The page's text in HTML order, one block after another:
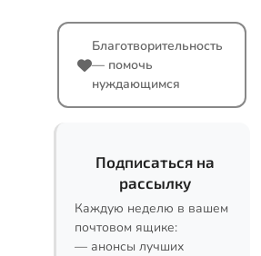
Благотворительность
— помочь
нуждающимся
Подписаться на
рассылку
Каждую неделю в вашем
почтовом ящике:
— анонсы лучших